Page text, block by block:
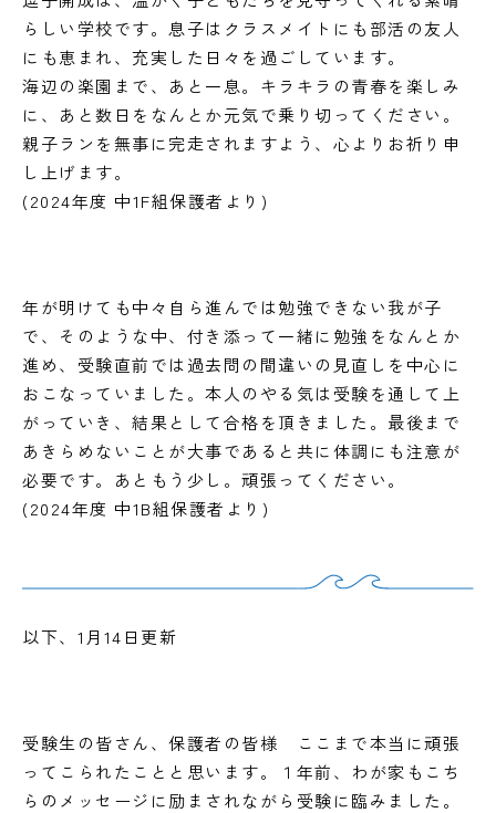
らしい学校です。息子はクラスメイトにも部活の友人
にも恵まれ、充実した日々を過ごしています。
海辺の楽園まで、あと一息。キラキラの青春を楽しみ
に、あと数日をなんとか元気で乗り切ってください。
親子ランを無事に完走されますよう、心よりお祈り申
し上げます。
(2024年度 中1F組保護者より)
年が明けても中々自ら進んでは勉強できない我が子
で、そのような中、付き添って一緒に勉強をなんとか
進め、受験直前では過去問の間違いの見直しを中心に
おこなっていました。本人のやる気は受験を通して上
がっていき、結果として合格を頂きました。最後まで
あきらめないことが大事であると共に体調にも注意が
必要です。あともう少し。頑張ってください。
(2024年度 中1B組保護者より)
以下、1月14日更新
受験生の皆さん、保護者の皆様 ここまで本当に頑張
ってこられたことと思います。１年前、わが家もこち
らのメッセージに励まされながら受験に臨みました。